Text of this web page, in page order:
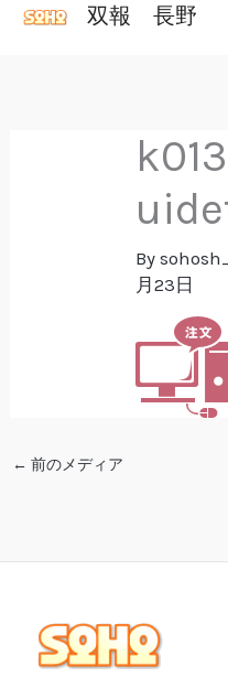
双報 長野
By
月23日
← 前のメディア